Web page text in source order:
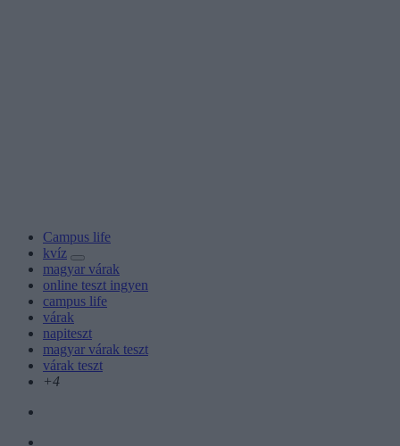
Campus life
kvíz
magyar várak
online teszt ingyen
campus life
várak
napiteszt
magyar várak teszt
várak teszt
+4